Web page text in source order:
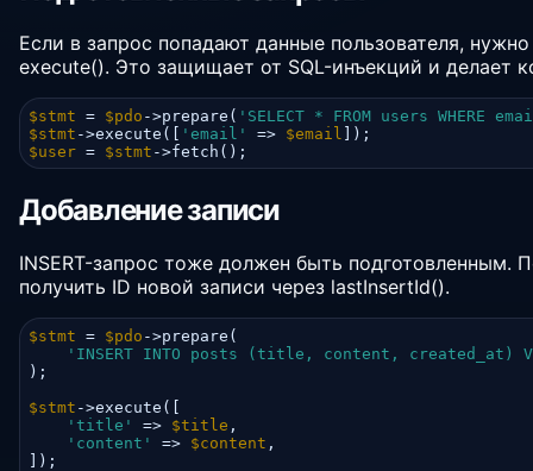
Если в запрос попадают данные пользователя,
execute(). Это защищает от SQL-инъекций и делает
$stmt = $pdo ->prepare( 'SELECT * FROM users WHERE
$stmt ->execute([ 'email' => $email
$user = $stmt ->fetch();
Добавление записи
INSERT-запрос тоже должен быть подготовленным.
получить ID новой записи через lastInsertId().
$stmt = $pdo ->prepare(
'INSERT INTO posts (title, content, created_at)
);
$stmt ->execute([
'title'
=> $title ,
'content'
=> $content ,
]);